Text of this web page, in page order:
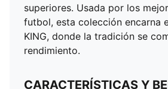
superiores. Usada por los
futbol, esta colección encarna
KING, donde la tradición se
rendimiento.
CARACTERÍSTICAS Y